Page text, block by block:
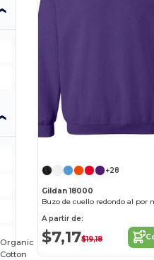
+28
Gildan 18000
Buzo de cuello redondo al por
A partir de:
$7,17$19,18
Organic
Cotton